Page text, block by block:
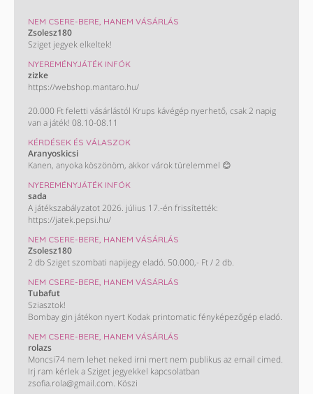
NEM CSERE-BERE, HANEM VÁSÁRLÁS
Zsolesz180
Sziget jegyek elkeltek!
NYEREMÉNYJÁTÉK INFÓK
zizke
https://webshop.mantaro.hu/
20.000 Ft feletti vásárlástól Krups kávégép nyerhető, csak 2 napig
van a játék! 08.10-08.11
KÉRDÉSEK ÉS VÁLASZOK
Aranyoskicsi
Kanen, anyoka köszönöm, akkor várok türelemmel 😊
NYEREMÉNYJÁTÉK INFÓK
sada
A játékszabályzatot 2026. július 17.-én frissítették:
https://jatek.pepsi.hu/
NEM CSERE-BERE, HANEM VÁSÁRLÁS
Zsolesz180
2 db Sziget szombati napijegy eladó. 50.000,- Ft / 2 db.
NEM CSERE-BERE, HANEM VÁSÁRLÁS
Tubafut
Sziasztok!
Bombay gin játékon nyert Kodak printomatic fényképezőgép eladó.
NEM CSERE-BERE, HANEM VÁSÁRLÁS
rolazs
Moncsi74 nem lehet neked irni mert nem publikus az email cimed.
Irj ram kérlek a Sziget jegyekkel kapcsolatban
zsofia.rola@gmail.com. Köszi